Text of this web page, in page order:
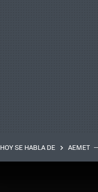
HOY SE HABLA DE AEMET